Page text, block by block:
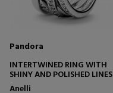
Pandora
INTERTWINED RING WITH
SHINY AND POLISHED LINES
190919CZ
Anelli